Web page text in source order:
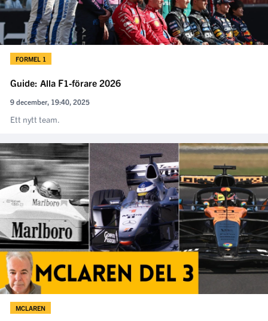
FORMEL 1
Guide: Alla F1-förare 2026
9 december, 19:40, 2025
Ett nytt team.
MCLAREN